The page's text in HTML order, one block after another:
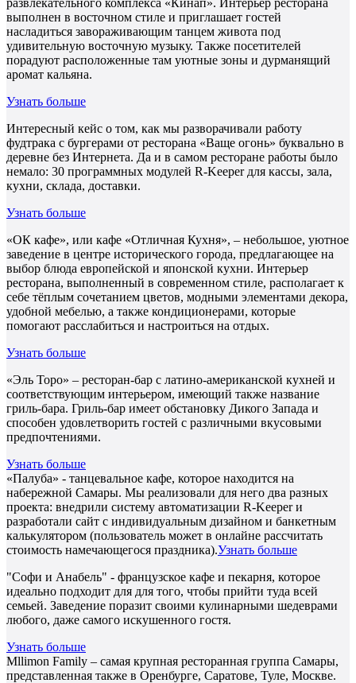
развлекательного комплекса «Кинап». Интерьер ресторана
выполнен в восточном стиле и приглашает гостей
насладиться завораживающим танцем живота под
удивительную восточную музыку. Также посетителей
порадуют расположенные там уютные зоны и дурманящий
аромат кальяна.
Узнать больше
Интересный кейс о том, как мы разворачивали работу
фудтрака с бургерами от ресторана «Ваще огонь» буквально в
деревне без Интернета. Да и в самом ресторане работы было
немало: 30 программных модулей R-Keeper для кассы, зала,
кухни, склада, доставки.
Узнать больше
«ОК кафе», или кафе «Отличная Кухня», – небольшое, уютное
заведение в центре исторического города, предлагающее на
выбор блюда европейской и японской кухни. Интерьер
ресторана, выполненный в современном стиле, располагает к
себе тёплым сочетанием цветов, модными элементами декора,
удобной мебелью, а также кондиционерами, которые
помогают расслабиться и настроиться на отдых.
Узнать больше
«Эль Торо» – ресторан-бар с латино-американской кухней и
соответствующим интерьером, имеющий также название
гриль-бара. Гриль-бар имеет обстановку Дикого Запада и
способен удовлетворить гостей с различными вкусовыми
предпочтениями.
Узнать больше
«Палуба» - танцевальное кафе, которое находится на
набережной Самары. Мы реализовали для него два разных
проекта: внедрили систему автоматизации R-Keeper и
разработали сайт с индивидуальным дизайном и банкетным
калькулятором (пользователь может в онлайне рассчитать
стоимость намечающегося праздника).Узнать больше
"Софи и Анабель" - французское кафе и пекарня, которое
идеально подходит для для того, чтобы прийти туда всей
семьей. Заведение поразит своими кулинарными шедеврами
любого, даже самого искушенного гостя.
Узнать больше
Mllimon Family – самая крупная ресторанная группа Самары,
представленная также в Оренбурге, Саратове, Туле, Москве.